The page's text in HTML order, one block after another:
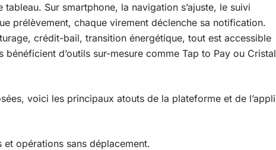
tableau. Sur smartphone, la navigation s’ajuste, le suivi
prélèvement, chaque virement déclenche sa notification.
crédit-bail, transition énergétique, tout est accessible
d’outils sur-mesure comme Tap to Pay ou Cristal
voici les principaux atouts de la plateforme et de l’appli
opérations sans déplacement.